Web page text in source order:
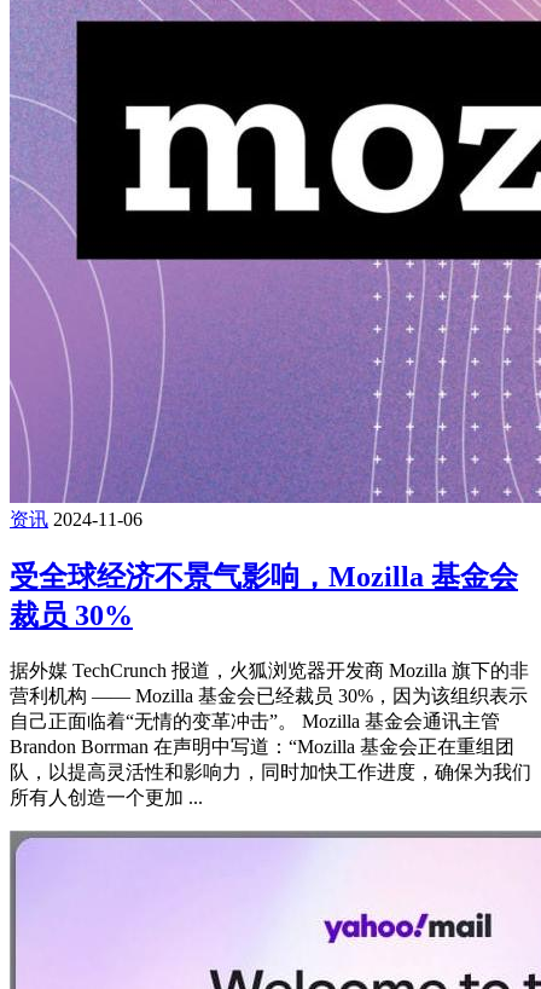
资讯 2024-11-06
受全球经济不景气影响，Mozilla 基金会
裁员 30%
据外媒 TechCrunch 报道，火狐浏览器开发商 Mozilla 旗下的非
营利机构 —— Mozilla 基金会已经裁员 30%，因为该组织表示
自己正面临着“无情的变革冲击”。 Mozilla 基金会通讯主管
Brandon Borrman 在声明中写道：“Mozilla 基金会正在重组团
队，以提高灵活性和影响力，同时加快工作进度，确保为我们
所有人创造一个更加 ...